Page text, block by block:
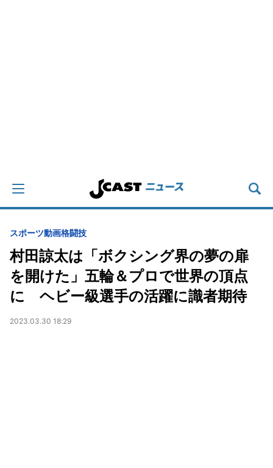
スポーツ動画格闘技
村田諒太は「ボクシング界の夢の扉
を開けた」五輪＆プロで世界の頂点
に ヘビー級選手の活躍に識者期待
2023.03.30 18:29